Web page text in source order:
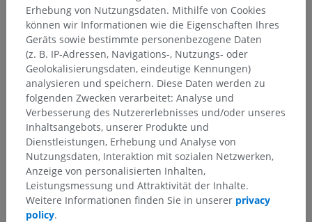
Erhebung von Nutzungsdaten. Mithilfe von Cookies
können wir Informationen wie die Eigenschaften Ihres
Geräts sowie bestimmte personenbezogene Daten
(z. B. IP-Adressen, Navigations-, Nutzungs- oder
Geolokalisierungsdaten, eindeutige Kennungen)
analysieren und speichern. Diese Daten werden zu
folgenden Zwecken verarbeitet: Analyse und
Verbesserung des Nutzererlebnisses und/oder unseres
Inhaltsangebots, unserer Produkte und
Dienstleistungen, Erhebung und Analyse von
Nutzungsdaten, Interaktion mit sozialen Netzwerken,
Anzeige von personalisierten Inhalten,
Leistungsmessung und Attraktivität der Inhalte.
Weitere Informationen finden Sie in unserer privacy
policy.